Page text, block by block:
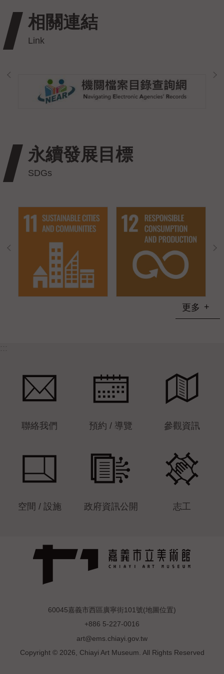
相關連結
永續發展目標
更多
聯絡我們 預約 / 導覽 參觀資訊
空間 / 設施 政府資訊公開 志工
60045嘉義市西區廣寧街101號(地圖位置)
+886 5-227-0016
art@ems.chiayi.gov.tw
Copyright © 2026, Chiayi Art Museum. All Rights Reserved